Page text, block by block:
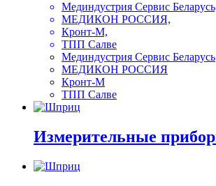
Мединдустрия Сервис
МЕДИКОН РОССИЯ,
Кронт-М,
ТПП Салве
Мединдустрия Сервис Беларусь
МЕДИКОН РОССИЯ
Кронт-М
ТПП Салве
Измерительные